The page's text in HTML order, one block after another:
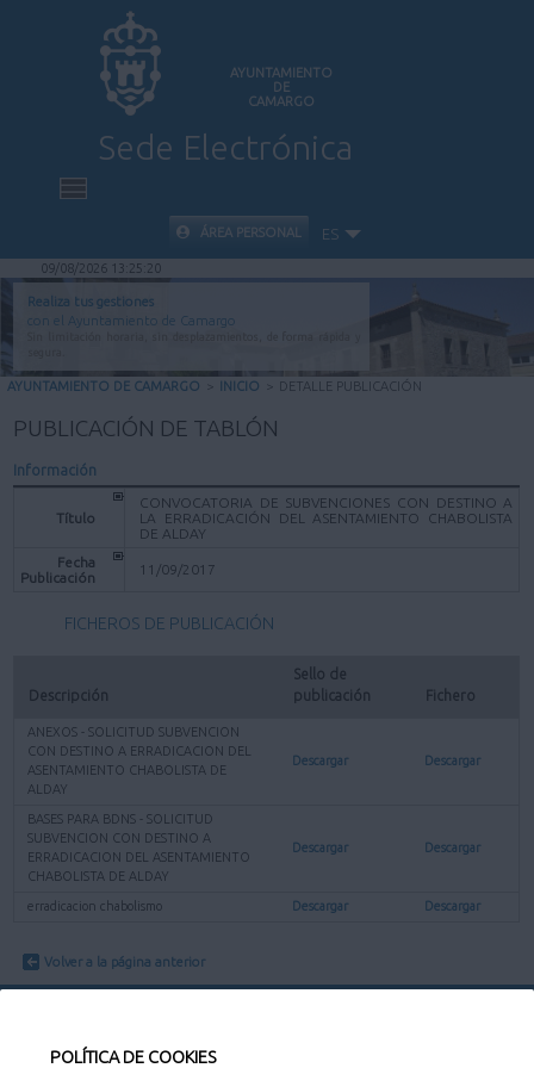
POLÍTICA DE COOKIES
AYUNTAMIENTO
DE
CAMARGO
Sede Electrónica
INICIO
INFORMACIÓN PÚBLICA
CARPETA CIUDADANA
VALIDACIÓN DE DOCUMENTOS
ÁREA PERSONAL ES
09/08/2026 13:25:20
Realiza tus gestiones
con el Ayuntamiento de Camargo
AYUNTAMIENTO DE CAMARGO > INICIO > DETALLE PUBLICACIÓN
PUBLICACIÓN DE TABLÓN
Información
Título
CONVOCATORIA DE SUBVENCIONES CON DESTINO A
LA ERRADICACIÓN DEL ASENTAMIENTO CHABOLISTA
DE ALDAY
Fecha
Publicación
11/09/2017
FICHEROS DE PUBLICACIÓN
Descripción
Sello de
publicación
Fichero
ANEXOS - SOLICITUD SUBVENCION
CON DESTINO A ERRADICACION DEL
ASENTAMIENTO CHABOLISTA DE
ALDAY
Descargar Descargar
BASES PARA BDNS - SOLICITUD
SUBVENCION CON DESTINO A
ERRADICACION DEL ASENTAMIENTO
CHABOLISTA DE ALDAY
Descargar Descargar
erradicacion chabolismo Descargar Descargar
Volver a la página anterior